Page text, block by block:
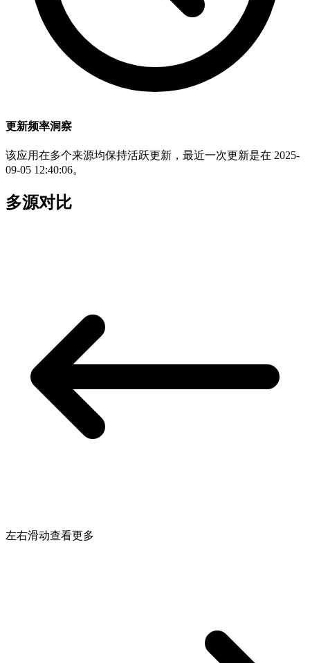
更新频率洞察
该应用在多个来源均保持活跃更新，最近一次更新是在 2025-
09-05 12:40:06。
多源对比
左右滑动查看更多